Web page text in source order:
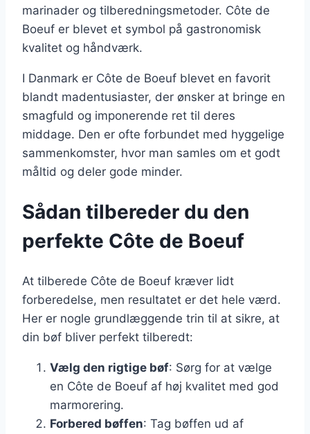
marinader og tilberedningsmetoder. Côte de
Boeuf er blevet et symbol på gastronomisk
kvalitet og håndværk.
I Danmark er Côte de Boeuf blevet en favorit
blandt madentusiaster, der ønsker at bringe en
smagfuld og imponerende ret til deres
middage. Den er ofte forbundet med hyggelige
sammenkomster, hvor man samles om et godt
måltid og deler gode minder.
Sådan tilbereder du den
perfekte Côte de Boeuf
At tilberede Côte de Boeuf kræver lidt
forberedelse, men resultatet er det hele værd.
Her er nogle grundlæggende trin til at sikre, at
din bøf bliver perfekt tilberedt:
Vælg den rigtige bøf: Sørg for at vælge
en Côte de Boeuf af høj kvalitet med god
marmorering.
Forbered bøffen: Tag bøffen ud af